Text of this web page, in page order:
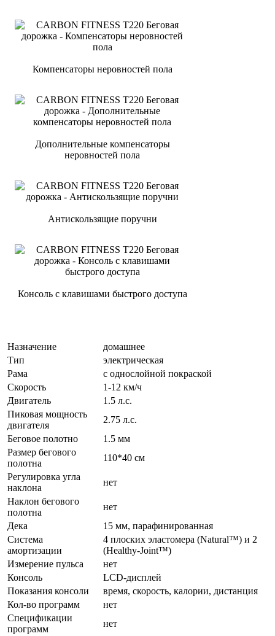
Компенсаторы неровностей пола
Дополнительные компенсаторы
неровностей пола
Антискользящие поручни
Консоль с клавишами быстрого доступа
Назначение
домашнее
Тип
электрическая
Рама
с однослойной покраской
Скорость
1-12 км/ч
Двигатель
1.5 л.с.
Пиковая мощность
двигателя
2.75 л.с.
Беговое полотно
1.5 мм
Размер бегового
полотна
110*40 см
Регулировка угла
наклона
нет
Наклон бегового
полотна
нет
Дека
15 мм, парафинированная
Система
амортизации
4 плоских эластомера (Natural™) и 2
(Healthy-Joint™)
Измерение пульса
нет
Консоль
LCD-дисплей
Показания консоли
время, скорость, калории, дистанция
Кол-во программ
нет
Спецификации
программ
нет